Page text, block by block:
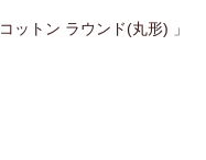
ットン ラウンド(丸形) 」